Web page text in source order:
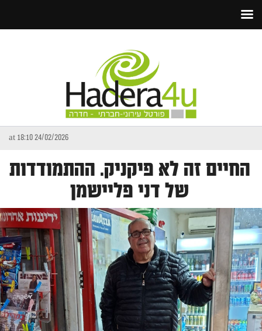
24/02/2026 at 18:10
החיים זה לא פיקניק. ההתמודדות
של דני פליישמן